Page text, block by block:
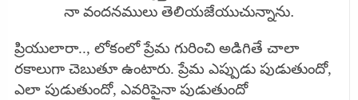
నా వందనములు తెలియజేయుచున్నాను.
ప్రియులారా.., లోకంలో ప్రేమ గురించి అడిగితే చాలా
రకాలుగా చెబుతూ ఉంటారు. ప్రేమ ఎప్పుడు పుడుతుందో,
ఎలా పుడుతుందో, ఎవరిపైనా పుడుతుందో